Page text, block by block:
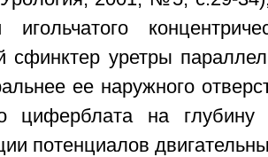
игольчатого
сфинктер уретры
ее наружного
циферблата на
потенциалов